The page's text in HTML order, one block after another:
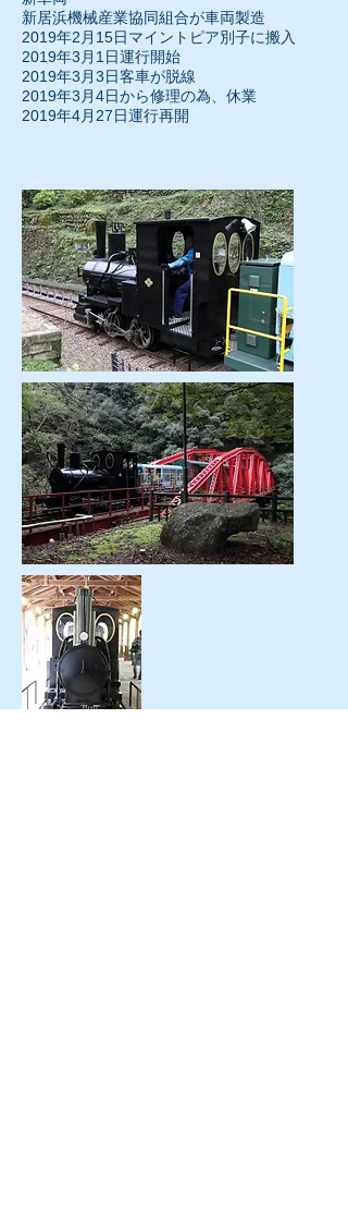
新居浜機械産業協同組合が車両製造
2019年2月15日マイントピア別子に搬入
2019年3月1日運行開始
2019年3月3日客車が脱線
2019年3月4日から修理の為、休業
2019年4月27日運行再開